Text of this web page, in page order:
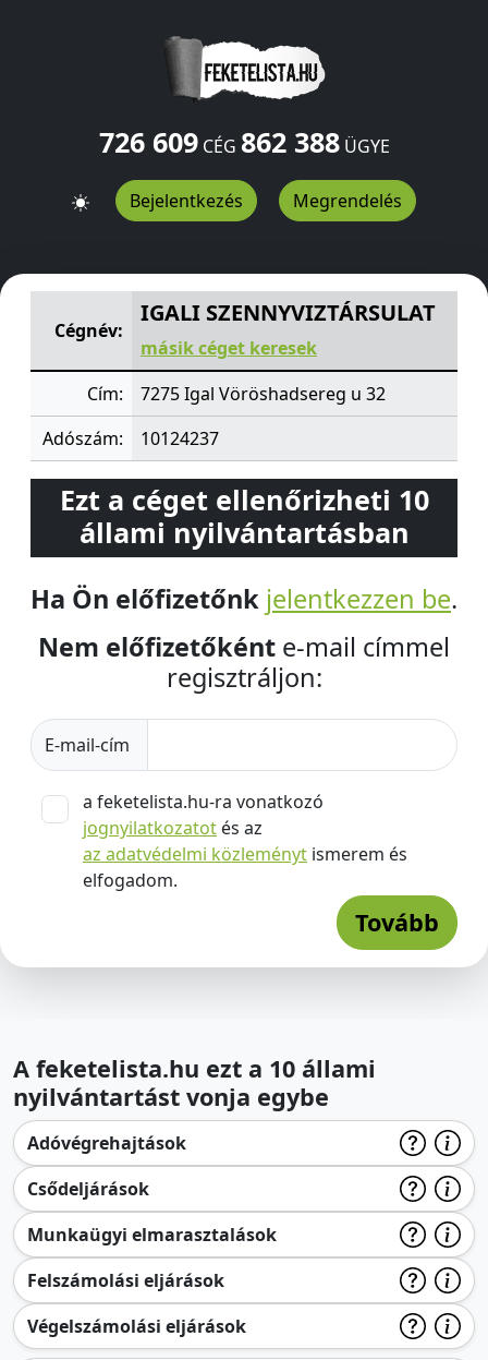
726 609CÉG 862 388ÜGYE
Bejelentkezés Megrendelés
IGALI SZENNYVIZTÁRSULATVöröshadsereg u 32 Igal
Cégnév:
IGALI SZENNYVIZTÁRSULAT
másik céget keresek
Cím:
7275 Igal Vöröshadsereg u 32
Adószám:
10124237
Ezt a céget ellenőrizheti 10
állami nyilvántartásban
Ha Ön előfizetőnk jelentkezzen be.
Nem előfizetőként e-mail címmel
regisztráljon:
E-mail-cím
a feketelista.hu-ra vonatkozó
jognyilatkozatot és az
az adatvédelmi közleményt ismerem és
elfogadom.
Tovább
A feketelista.hu ezt a 10 állami
nyilvántartást vonja egybe
Adóvégrehajtások
Csődeljárások
Munkaügyi elmarasztalások
Felszámolási eljárások
Végelszámolási eljárások